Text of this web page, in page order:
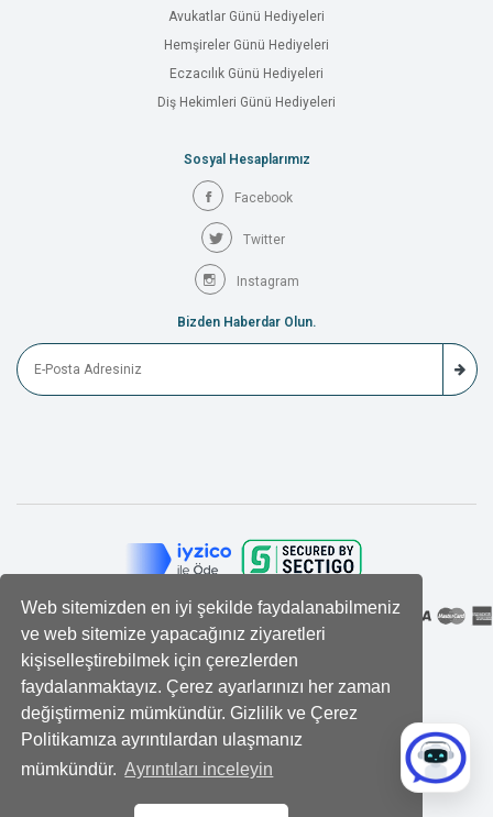
Web sitemizden en iyi şekilde faydalanabilmeniz
ve web sitemize yapacağınız ziyaretleri
kişiselleştirebilmek için çerezlerden
faydalanmaktayız. Çerez ayarlarınızı her zaman
değiştirmeniz mümkündür. Gizlilik ve Çerez
Politikamıza ayrıntılardan ulaşmanız
mümkündür. Ayrıntıları inceleyin
Avukatlar Günü Hediyeleri
Hemşireler Günü Hediyeleri
Eczacılık Günü Hediyeleri
Diş Hekimleri Günü Hediyeleri
Sosyal Hesaplarımız
Facebook
Twitter
Instagram
Bizden Haberdar Olun.